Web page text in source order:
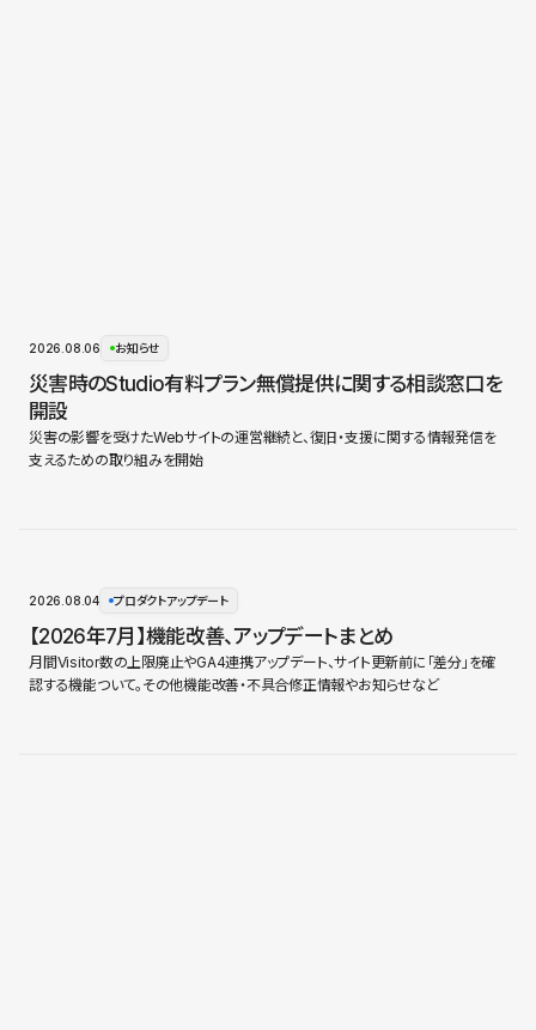
2026.08.06 お知らせ
災害時のStudio有料プラン無償提供に関する相談窓口を
開設
災害の影響を受けたWebサイトの運営継続と、復旧・支援に関する情報発信を
支えるための取り組みを開始
2026.08.04 プロダクトアップデート
【2026年7月】機能改善、アップデートまとめ
月間Visitor数の上限廃止やGA4連携アップデート、サイト更新前に「差分」を確
認する機能ついて。その他機能改善・不具合修正情報やお知らせなど